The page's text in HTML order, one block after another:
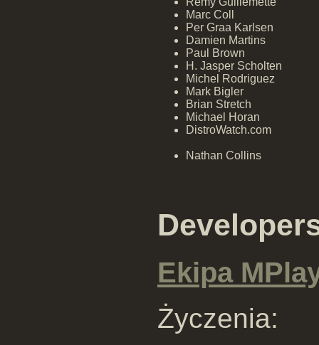
Marc Coll
Per Graa Karlsen
Damien Martins
Paul Brown
H. Jasper Scholten
Michel Rodriguez
Mark Bigler
Brian Stretch
Michael Horan
DistroWatch.com
Nathan Collins
Ekipa
Życzenia: